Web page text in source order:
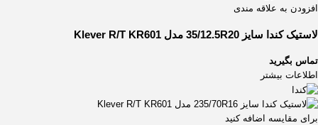
افزودن به علاقه مندی
لاستیک کندا سایز 35/12.5R20 مدل Klever R/T KR601
تماس بگیرید
اطلاعات بیشتر
برای مقایسه اضافه کنید